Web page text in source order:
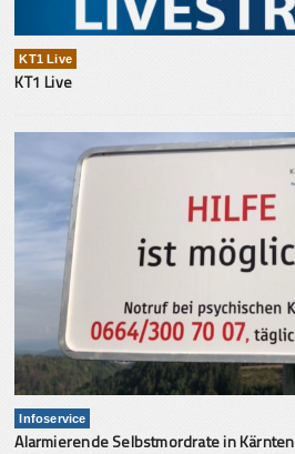
KT1 Live
KT1 Live
Infoservice
Alarmierende Selbstmordrate in Kärnten